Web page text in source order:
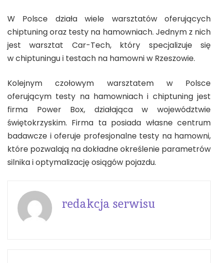
W Polsce działa wiele warsztatów oferujących
chiptuning oraz testy na hamowniach. Jednym z nich
jest warsztat Car-Tech, który specjalizuje się
w chiptuningu i testach na hamowni w Rzeszowie.
Kolejnym czołowym warsztatem w Polsce
oferującym testy na hamowniach i chiptuning jest
firma Power Box, działająca w województwie
świętokrzyskim. Firma ta posiada własne centrum
badawcze i oferuje profesjonalne testy na hamowni,
które pozwalają na dokładne określenie parametrów
silnika i optymalizację osiągów pojazdu.
redakcja serwisu